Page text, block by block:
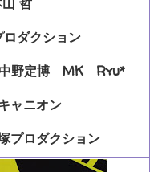
ダクション
野定博 MK Ryu*
ャニオン
プロダクション